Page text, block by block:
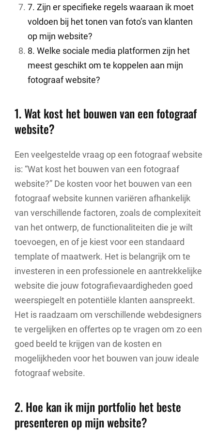
7. Zijn er specifieke regels waaraan ik moet
voldoen bij het tonen van foto’s van klanten
op mijn website?
8. Welke sociale media platformen zijn het
meest geschikt om te koppelen aan mijn
fotograaf website?
1. Wat kost het bouwen van een fotograaf
website?
Een veelgestelde vraag op een fotograaf website
is: “Wat kost het bouwen van een fotograaf
website?” De kosten voor het bouwen van een
fotograaf website kunnen variëren afhankelijk
van verschillende factoren, zoals de complexiteit
van het ontwerp, de functionaliteiten die je wilt
toevoegen, en of je kiest voor een standaard
template of maatwerk. Het is belangrijk om te
investeren in een professionele en aantrekkelijke
website die jouw fotografievaardigheden goed
weerspiegelt en potentiële klanten aanspreekt.
Het is raadzaam om verschillende webdesigners
te vergelijken en offertes op te vragen om zo een
goed beeld te krijgen van de kosten en
mogelijkheden voor het bouwen van jouw ideale
fotograaf website.
2. Hoe kan ik mijn portfolio het beste
presenteren op mijn website?